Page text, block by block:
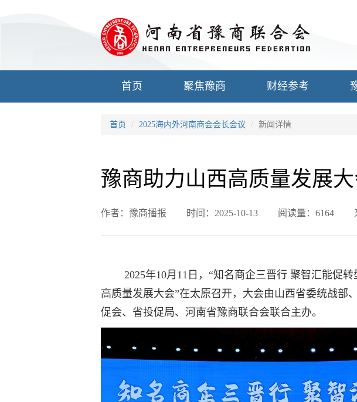
首页 聚焦豫商 财经参考
首页 2025海内外河南商会会长会议 新闻详情
豫商助力山西高质量发展
作者：豫商播报 时间：2025-10-13 阅读量：6164
2025年10月11日，“知名商企三晋行 聚智汇能促
高质量发展大会”在太原召开，大会由山西省委统战部
促会、省投促局、河南省豫商联合会联合主办。